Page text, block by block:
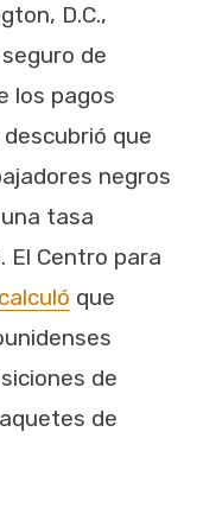
D.C.,
de
los pagos
que
negros
tasa
El Centro para
calculó que
de
de